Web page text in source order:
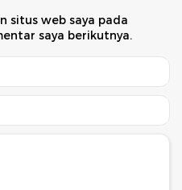
situs web saya pada
saya berikutnya.